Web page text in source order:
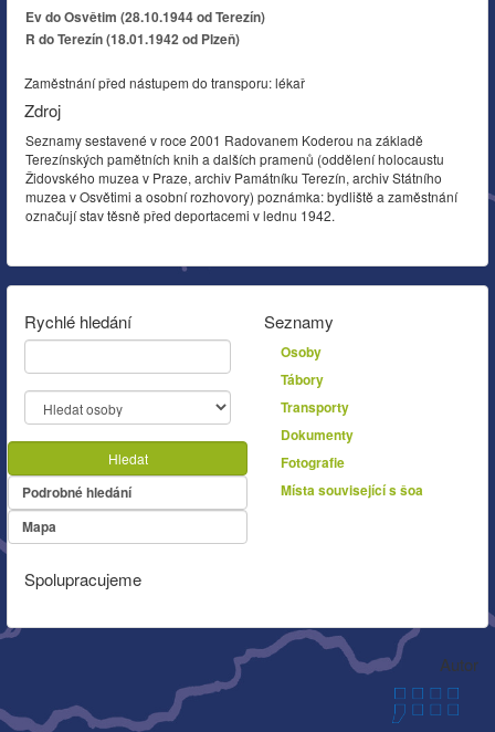
Ev do Osvětim (28.10.1944 od Terezín)
R do Terezín (18.01.1942 od Plzeň)
Zaměstnání před nástupem do transporu: lékař
Zdroj
Seznamy sestavené v roce 2001 Radovanem Koderou na základě
Terezínských pamětních knih a dalších pramenů (oddělení holocaustu
Židovského muzea v Praze, archiv Památníku Terezín, archiv Státního
muzea v Osvětimi a osobní rozhovory) poznámka: bydliště a zaměstnání
označují stav těsně před deportacemi v lednu 1942.
Rychlé hledání
Hledat
Podrobné hledání
Mapa
Seznamy
Osoby
Tábory
Transporty
Dokumenty
Fotografie
Místa související s šoa
Spolupracujeme
Autor